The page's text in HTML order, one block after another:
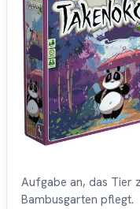
Aufgabe an, das Tier
Bambusgarten pflegt.